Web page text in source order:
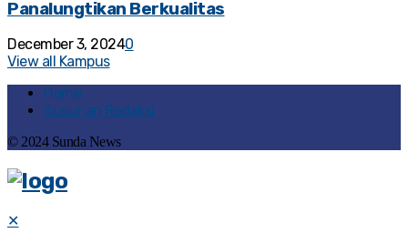
Panalungtikan Berkualitas
December 3, 20240
View all Kampus
Home
Susunan Redaksi
© 2024 Sunda News
✕